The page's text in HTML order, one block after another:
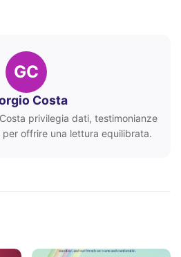
GC
Costa
privilegia dati, testimonianze
offrire una lettura equilibrata.